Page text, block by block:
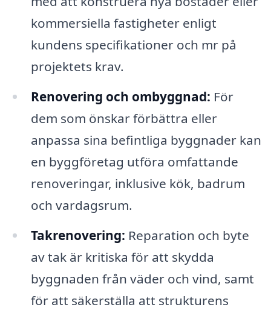
kommersiella fastigheter enligt
kundens specifikationer och mr på
projektets krav.
Renovering och ombyggnad: För
dem som önskar förbättra eller
anpassa sina befintliga byggnader kan
en byggföretag utföra omfattande
renoveringar, inklusive kök, badrum
och vardagsrum.
Takrenovering: Reparation och byte
av tak är kritiska för att skydda
byggnaden från väder och vind, samt
för att säkerställa att strukturens